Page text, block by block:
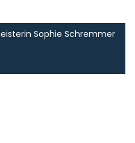
Sophie Schremmer